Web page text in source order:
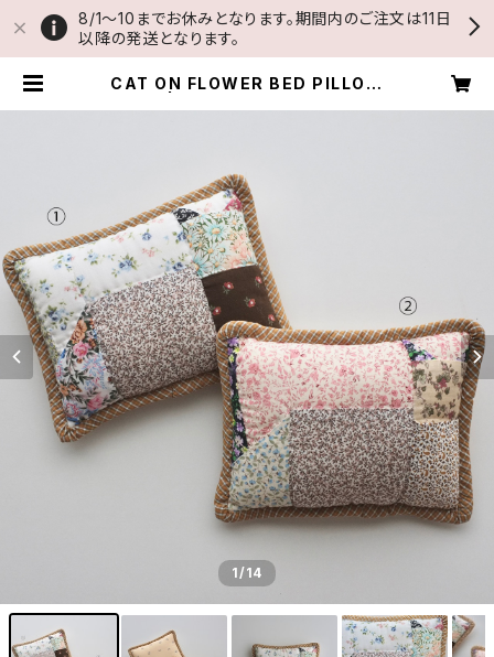
8/1〜10までお休みとなります。期間内のご注文は11日
以降の発送となります。
CAT ON FLOWER BED PILLOW
1/14